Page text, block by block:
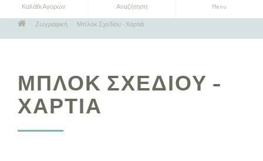
Menu
Αναζήτηση
Καλάθι Αγορών
Ζωγραφική Μπλοκ Σχεδίου - Χαρτιά
ΜΠΛΟΚ ΣΧΕΔΊΟΥ -
ΧΑΡΤΙΆ